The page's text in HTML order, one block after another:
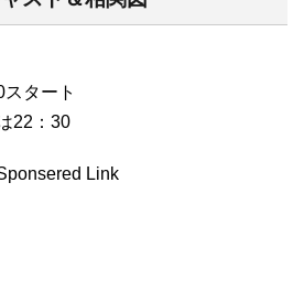
タート
22：30
Link